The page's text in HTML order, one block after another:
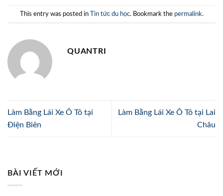
This entry was posted in Tin tức du học. Bookmark the permalink.
QUANTRI
Làm Bằng Lái Xe Ô Tô tại
Điện Biên
Làm Bằng Lái Xe Ô Tô tại Lai
Châu
BÀI VIẾT MỚI